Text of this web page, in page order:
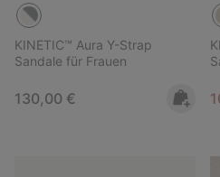
KINETIC™ Aura Y-Strap
Sandale für Frauen
Regular price:
130,00 €